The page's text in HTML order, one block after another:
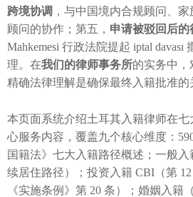
跨境协调 ，与中国境内合规顾问、
顾问的协作；第五， 申请被驳回后的
Mahkemesi 行政法院提起 iptal
理。在我们的律师事务所的实务中，
精确法律理解是确保最终入籍批准的
本页面系统介绍土耳其入籍律师在
心服务内容，覆盖九个核心维度：
国籍法》七大入籍路径概述；一般入
续居住路径）；投资入籍 CBI（第
《实施条例》第 20 条）；婚姻入籍